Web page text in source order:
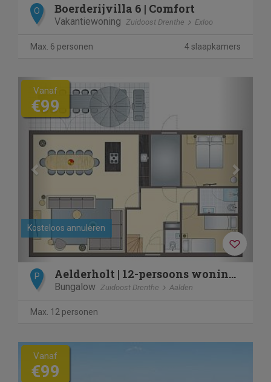
O Boerderijvilla 6 | Comfort
Vakantiewoning Zuidoost Drenthe Exloo
Max. 6 personen 4 slaapkamers
Previous
Kosteloos annuleren
Vanaf
€99
P Aelderholt | 12-persoons woning | 12EL1
Bungalow Zuidoost Drenthe Aalden
Max. 12 personen
Vanaf
€99